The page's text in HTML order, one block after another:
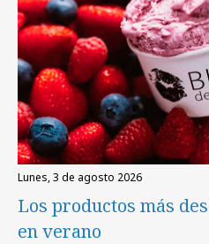
lunes, 3 de agosto 2026
Los productos más
en verano